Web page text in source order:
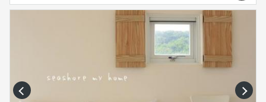
prev next